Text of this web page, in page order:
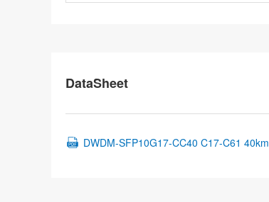
DataSheet
DWDM-SFP10G17-CC40 C17-C61 40km